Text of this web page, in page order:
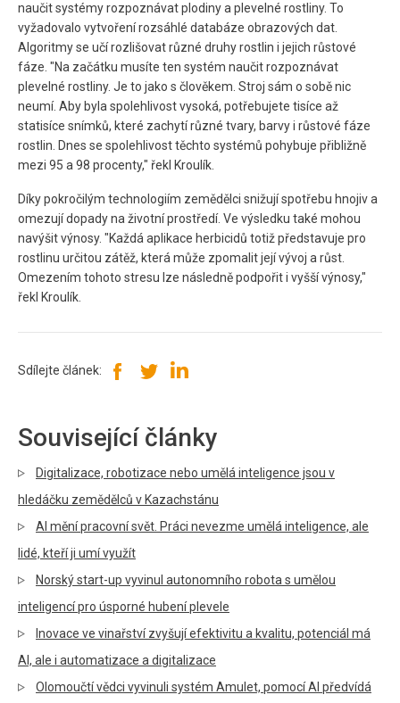
naučit systémy rozpoznávat plodiny a plevelné rostliny. To
vyžadovalo vytvoření rozsáhlé databáze obrazových dat.
Algoritmy se učí rozlišovat různé druhy rostlin i jejich růstové
fáze. "Na začátku musíte ten systém naučit rozpoznávat
plevelné rostliny. Je to jako s člověkem. Stroj sám o sobě nic
neumí. Aby byla spolehlivost vysoká, potřebujete tisíce až
statisíce snímků, které zachytí různé tvary, barvy i růstové fáze
rostlin. Dnes se spolehlivost těchto systémů pohybuje přibližně
mezi 95 a 98 procenty," řekl Kroulík.
Díky pokročilým technologiím zemědělci snižují spotřebu hnojiv a
omezují dopady na životní prostředí. Ve výsledku také mohou
navýšit výnosy. "Každá aplikace herbicidů totiž představuje pro
rostlinu určitou zátěž, která může zpomalit její vývoj a růst.
Omezením tohoto stresu lze následně podpořit i vyšší výnosy,"
řekl Kroulík.
Sdílejte článek:
Související články
Digitalizace, robotizace nebo umělá inteligence jsou v
hledáčku zemědělců v Kazachstánu
AI mění pracovní svět. Práci nevezme umělá inteligence, ale
lidé, kteří ji umí využít
Norský start-up vyvinul autonomního robota s umělou
inteligencí pro úsporné hubení plevele
Inovace ve vinařství zvyšují efektivitu a kvalitu, potenciál má
AI, ale i automatizace a digitalizace
Olomoučtí vědci vyvinuli systém Amulet, pomocí AI předvídá